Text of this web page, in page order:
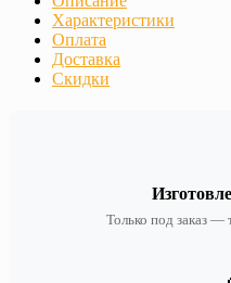
Характеристики
Оплата
Доставка
Скидки
Только под заказ